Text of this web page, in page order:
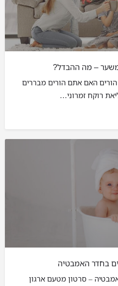
– מה ההבדל?
הורים האם אתם הורים מבררים
רוקח זמרוני…
בחדר האמבטיה
– סרטון מטעם ארגון